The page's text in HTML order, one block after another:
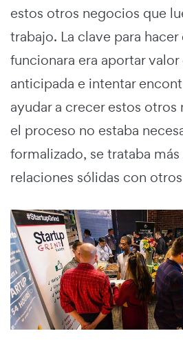
estos otros negocios que
trabajo. La clave para hacer
funcionara era aportar valor
anticipada e intentar
ayudar a crecer estos
el proceso no estaba
formalizado, se trataba
relaciones sólidas con